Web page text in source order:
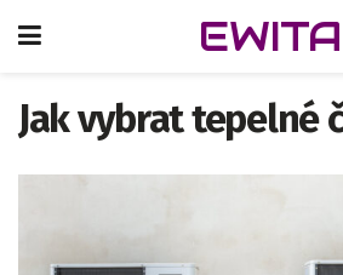
EWITA
Jak vybrat tepelné